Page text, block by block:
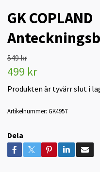
GK COPLAND
549 kr
499 kr
Produkten är tyvärr slut i
Artikelnummer: GK4957
Dela